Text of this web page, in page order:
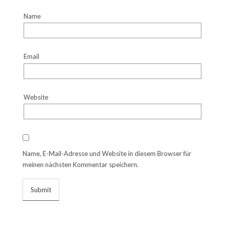
Name
Email
Website
Name, E-Mail-Adresse und Website in diesem Browser für
meinen nächsten Kommentar speichern.